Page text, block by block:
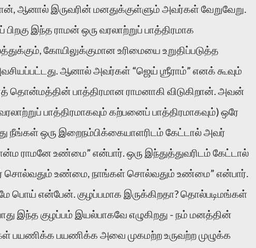
ஆனால் இருவரின் மனதுக்குள்ளும் அவர்கள் வேறுவேறு.
இந்த ராமன் ஒரு வரலாற்றுப் பாத்திரமாக
கோயிலுக்குமான உரிமையை உறுதிப்படுத்த
ஆனால் அவர்கள் “ஜெய் ஶ்ரீராம்” எனக் கூவும்
தொன்மத்தின் பாத்திரமான ராமனாகி விடுகிறான். அவன்
பாத்திரமாகவும் கற்பனைப் பாத்திரமாகவும்) ஒரே
நீங்கள் ஒரு இறைநம்பிக்கையாளரிடம் கேட்டால் அவர்
ராமனே உண்மை” என்பார். ஒரு இந்துத்துவரிடம் கேட்டால்
சொல்வதும் உண்மை, நாங்கள் சொல்வதும் உண்மை” என்பார்.
பொய் என்பேன். குழப்பமாக இருக்கிறதா? தொல்படிமங்கள்
இந்த குழப்பம் இயல்பாகவே எழுகிறது - நம் மனத்தின்
பயணிக்க பயணிக்க அவை முகமற்ற உருவற்ற முழுக்க